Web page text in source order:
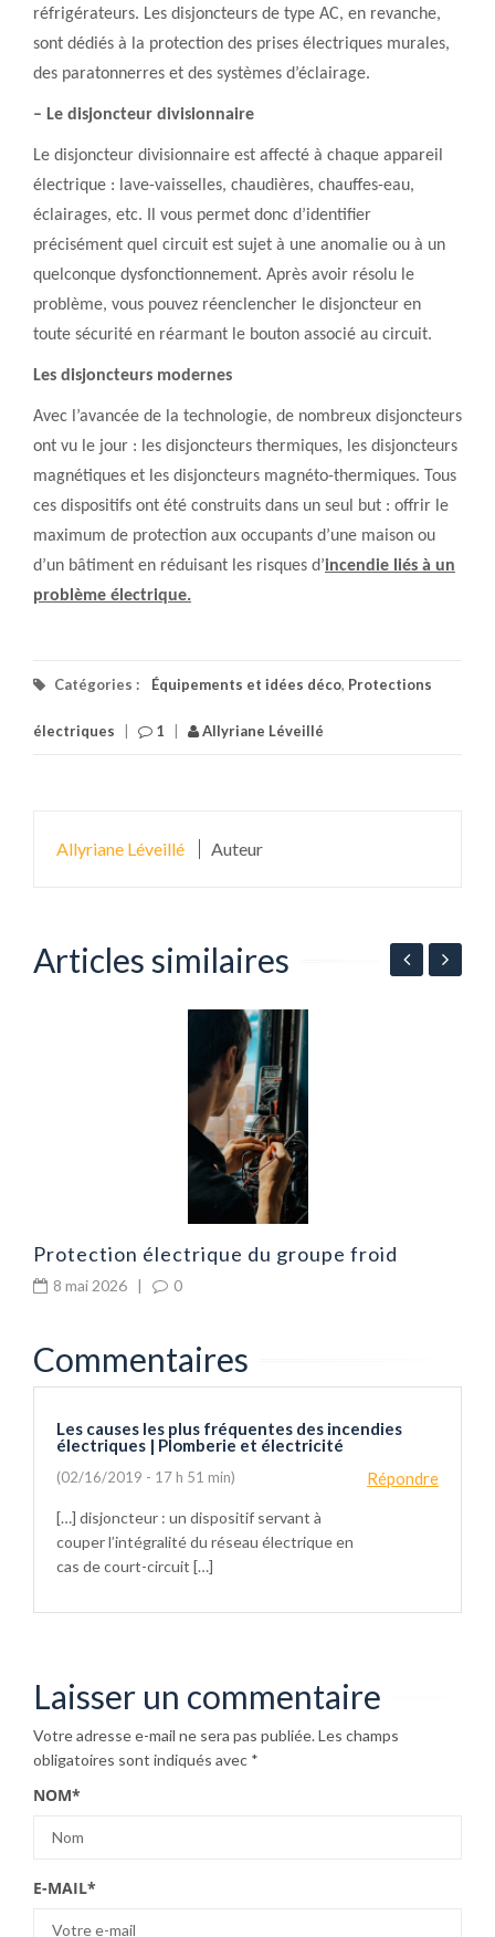
réfrigérateurs. Les disjoncteurs de type AC, en revanche,
sont dédiés à la protection des prises électriques murales,
des paratonnerres et des systèmes d’éclairage.
– Le disjoncteur divisionnaire
Le disjoncteur divisionnaire est affecté à chaque appareil
électrique : lave-vaisselles, chaudières, chauffes-eau,
éclairages, etc. Il vous permet donc d’identifier
précisément quel circuit est sujet à une anomalie ou à un
quelconque dysfonctionnement. Après avoir résolu le
problème, vous pouvez réenclencher le disjoncteur en
toute sécurité en réarmant le bouton associé au circuit.
Les disjoncteurs modernes
Avec l’avancée de la technologie, de nombreux disjoncteurs
ont vu le jour : les disjoncteurs thermiques, les disjoncteurs
magnétiques et les disjoncteurs magnéto-thermiques. Tous
ces dispositifs ont été construits dans un seul but : offrir le
maximum de protection aux occupants d’une maison ou
d’un bâtiment en réduisant les risques d’incendie liés à un
problème électrique.
Catégories : Équipements et idées déco, Protections
électriques 1 Allyriane Léveillé
Allyriane Léveillé Auteur
Articles similaires
Protection électrique du groupe froid
8 mai 2026 | 0
Commentaires
Les causes les plus fréquentes des incendies
électriques | Plomberie et électricité
Répondre
(02/16/2019 - 17 h 51 min)
[…] disjoncteur : un dispositif servant à
couper l’intégralité du réseau électrique en
cas de court-circuit […]
Laisser un commentaire
Votre adresse e-mail ne sera pas publiée.Les champs
obligatoires sont indiqués avec *
NOM*
E-MAIL*